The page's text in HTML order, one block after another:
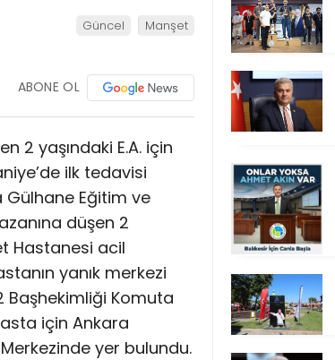
Güncel Manşet
ABONE OL
2 yaşındaki E.A. için
ilk tedavisi
Eğitim ve
düşen 2
Hastanesi acil
yanık merkezi
Başhekimliği Komuta
için Ankara
yer bulundu.